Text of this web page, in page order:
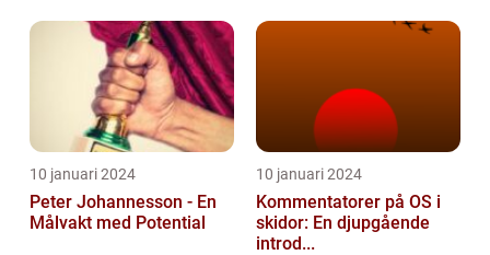
10 januari 2024
Peter Johannesson - En
Målvakt med Potential
10 januari 2024
Kommentatorer på OS i
skidor: En djupgående
introd...